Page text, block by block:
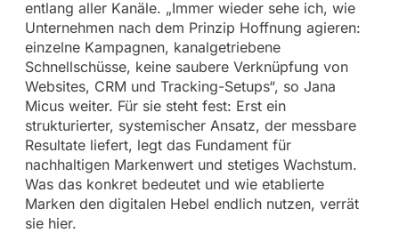
entlang aller Kanäle. „Immer wieder sehe ich, wie
Unternehmen nach dem Prinzip Hoffnung agieren:
einzelne Kampagnen, kanalgetriebene
Schnellschüsse, keine saubere Verknüpfung von
Websites, CRM und Tracking-Setups“, so Jana
Micus weiter. Für sie steht fest: Erst ein
strukturierter, systemischer Ansatz, der messbare
Resultate liefert, legt das Fundament für
nachhaltigen Markenwert und stetiges Wachstum.
Was das konkret bedeutet und wie etablierte
Marken den digitalen Hebel endlich nutzen, verrät
sie hier.